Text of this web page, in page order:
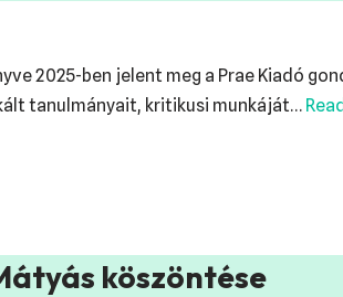
2025-ben jelent meg a Prae Kiadó
tanulmányait, kritikusi munkáját…
köszöntése